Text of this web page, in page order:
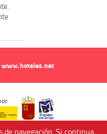
navegación. Si continua